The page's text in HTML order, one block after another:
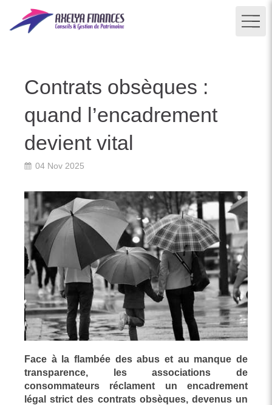
Contrats obsèques :
quand l’encadrement
devient vital
04 Nov 2025
Face à la flambée des abus et au manque de
transparence, les associations de
consommateurs réclament un encadrement
légal strict des contrats obsèques, devenus un